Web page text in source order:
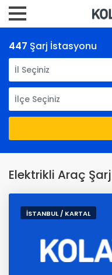
447 Şarj İstasyonu
İl Seçiniz
İlçe Seçiniz
Elektrikli Araç
İSTANBUL / KARTAL